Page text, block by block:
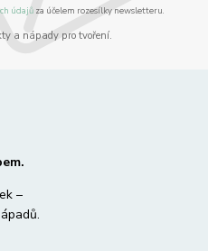
údajůza účelem rozesílky newsletteru.
a nápady pro tvoření.
–